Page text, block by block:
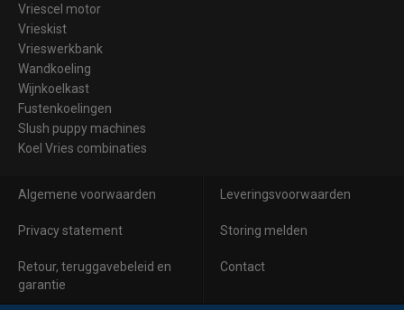
Vriescel motor
Vrieskist
Vrieswerkbank
Wandkoeling
Wijnkoelkast
Fustenkoelingen
Slush puppy machines
Koel Vries combinaties
Algemene voorwaarden Leveringsvoorwaarden
Privacy statement Storing melden
Retour, teruggavebeleid en
garantie
Contact